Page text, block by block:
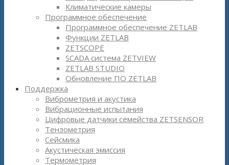
Климатические камеры
Программное обеспечение
Программное обеспечение ZETLAB
Функции ZETLAB
ZETSCOPE
SCADA система ZETVIEW
ZETLAB STUDIO
Обновление ПО ZETLAB
Поддержка
Виброметрия и акустика
Вибрационные испытания
Цифровые датчики семейства ZETSENSOR
Тензометрия
Сейсмика
Акустическая эмиссия
Термометрия